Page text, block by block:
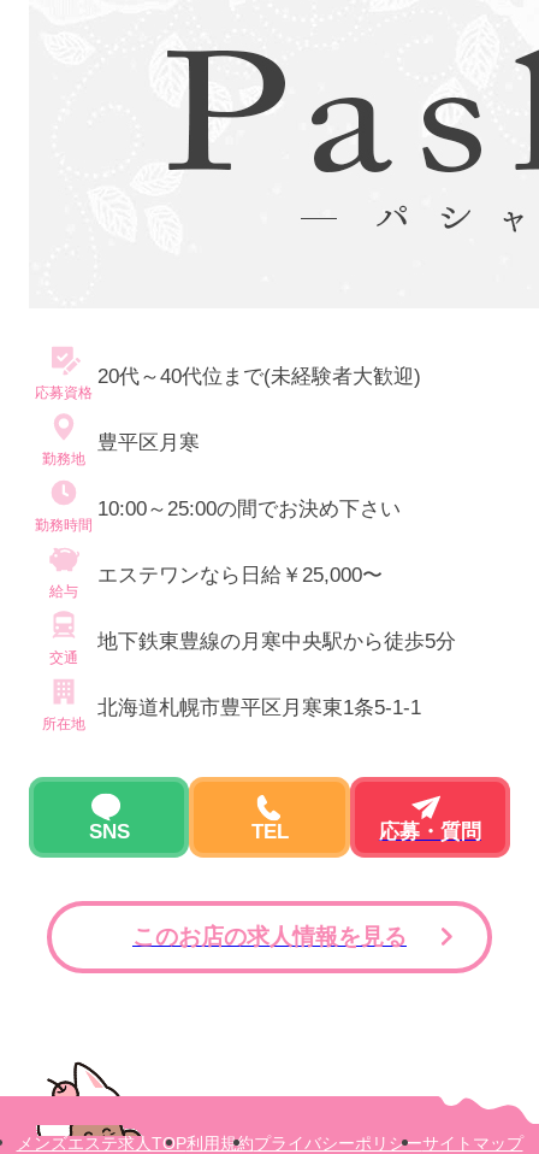
応募資格
20代～40代位まで(未経験者大歓迎)
勤務地
豊平区月寒
勤務時間
10:00～25:00の間でお決め下さい
給与
エステワンなら日給￥25,000〜
交通
地下鉄東豊線の月寒中央駅から徒歩5分
所在地
北海道札幌市豊平区月寒東1条5-1-1
SNS TEL 応募・質問
このお店の求人情報を見る
メンズエステ求人TOP利用規約プライバシーポリシーサイトマップ